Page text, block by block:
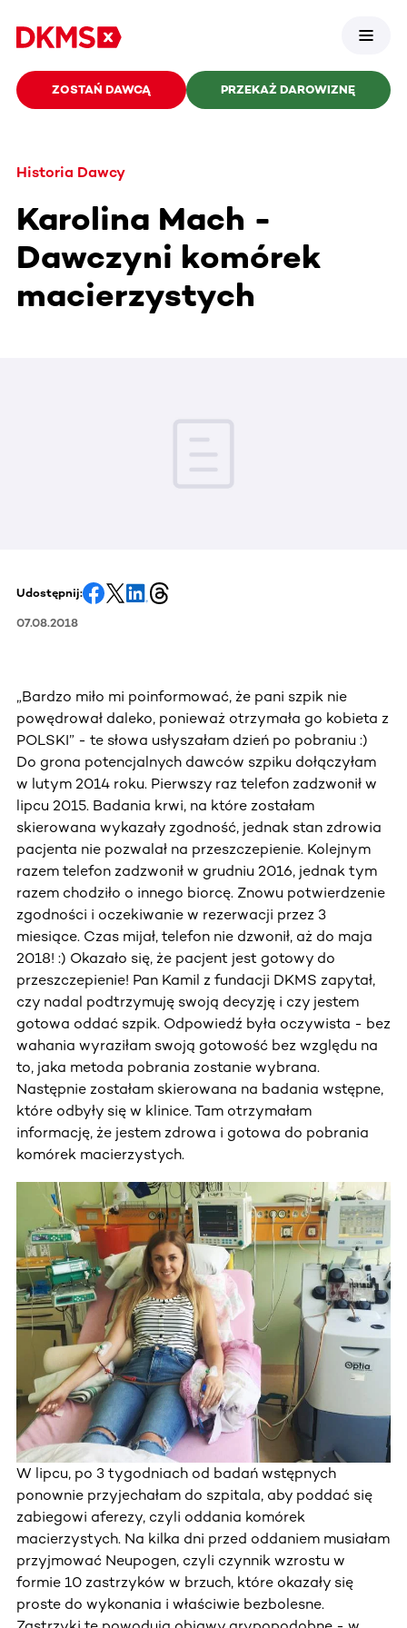
ZOSTAŃ DAWCĄ PRZEKAŻ DAROWIZNĘ
Historia Dawcy
Karolina Mach -
Dawczyni komórek
macierzystych
Udostępnij:
07.08.2018
„Bardzo miło mi poinformować, że pani szpik nie
powędrował daleko, ponieważ otrzymała go kobieta z
POLSKI” - te słowa usłyszałam dzień po pobraniu :)
Do grona potencjalnych dawców szpiku dołączyłam
w lutym 2014 roku. Pierwszy raz telefon zadzwonił w
lipcu 2015. Badania krwi, na które zostałam
skierowana wykazały zgodność, jednak stan zdrowia
pacjenta nie pozwalał na przeszczepienie. Kolejnym
razem telefon zadzwonił w grudniu 2016, jednak tym
razem chodziło o innego biorcę. Znowu potwierdzenie
zgodności i oczekiwanie w rezerwacji przez 3
miesiące. Czas mijał, telefon nie dzwonił, aż do maja
2018! :) Okazało się, że pacjent jest gotowy do
przeszczepienie! Pan Kamil z fundacji DKMS zapytał,
czy nadal podtrzymuję swoją decyzję i czy jestem
gotowa oddać szpik. Odpowiedź była oczywista - bez
wahania wyraziłam swoją gotowość bez względu na
to, jaka metoda pobrania zostanie wybrana.
Następnie zostałam skierowana na badania wstępne,
które odbyły się w klinice. Tam otrzymałam
informację, że jestem zdrowa i gotowa do pobrania
komórek macierzystych.
W lipcu, po 3 tygodniach od badań wstępnych
ponownie przyjechałam do szpitala, aby poddać się
zabiegowi aferezy, czyli oddania komórek
macierzystych. Na kilka dni przed oddaniem musiałam
przyjmować Neupogen, czyli czynnik wzrostu w
formie 10 zastrzyków w brzuch, które okazały się
proste do wykonania i właściwie bezbolesne.